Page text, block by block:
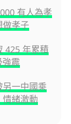
有人為孝
做孝子
425 年累積
震
一中國乘
緒激動